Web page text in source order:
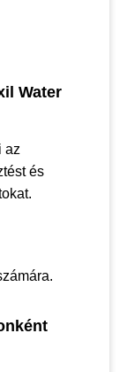
Water
az
és